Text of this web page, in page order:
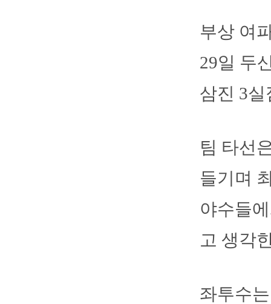
부상 여
29일 두
삼진 3
팀 타선
들기며
야수들
고 생각
좌투수